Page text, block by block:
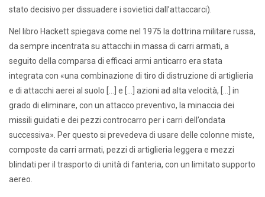
stato decisivo per dissuadere i sovietici dall’attaccarci).
Nel libro Hackett spiegava come nel 1975 la dottrina militare russa,
da sempre incentrata su attacchi in massa di carri armati, a
seguito della comparsa di efficaci armi anticarro era stata
integrata con «una combinazione di tiro di distruzione di artiglieria
e di attacchi aerei al suolo […] e […] azioni ad alta velocità, […] in
grado di eliminare, con un attacco preventivo, la minaccia dei
missili guidati e dei pezzi controcarro per i carri dell’ondata
successiva». Per questo si prevedeva di usare delle colonne miste,
composte da carri armati, pezzi di artiglieria leggera e mezzi
blindati per il trasporto di unità di fanteria, con un limitato supporto
aereo.